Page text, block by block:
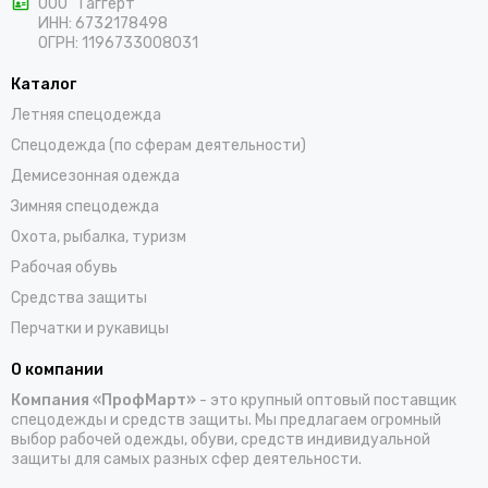
России в самые короткие сроки.
ИНН: 6732178498
ОГРН: 1196733008031
Каталог
Летняя спецодежда
Спецодежда (по сферам деятельности)
Демисезонная одежда
Зимняя спецодежда
Охота, рыбалка, туризм
Рабочая обувь
Средства защиты
Перчатки и рукавицы
О компании
Компания «ПрофМарт» - это крупный оптовый поставщик
спецодежды и средств защиты. Мы предлагаем огромный
выбор рабочей одежды, обуви, средств индивидуальной
защиты для самых разных сфер деятельности.